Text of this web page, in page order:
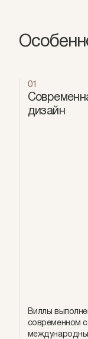
01
дизайн
Виллы
современном